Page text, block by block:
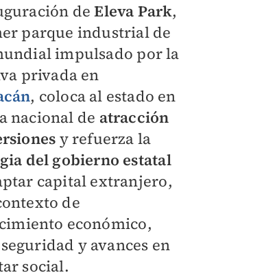
deEleva Park,
parque industrial de
impulsado por la
privada en
, coloca al estado en
nacional de atracción
y refuerza la
del gobierno estatal
capital extranjero,
de
económico,
y avances en
social.